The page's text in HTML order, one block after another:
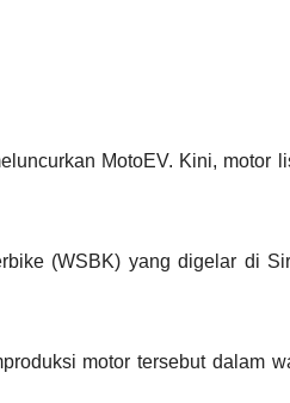
MotoEV. Kini, motor
(WSBK) yang digelar di
motor tersebut dalam